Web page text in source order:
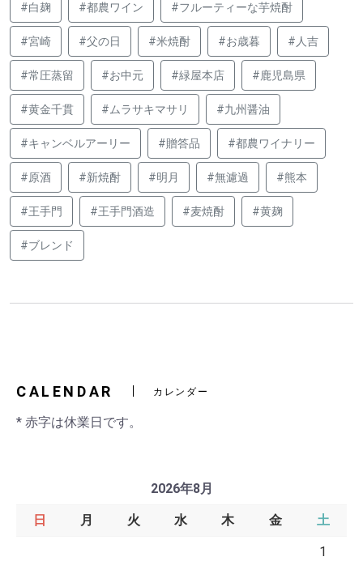
#白麹 #都農ワイン #フルーティーな芋焼酎
#宮崎 #父の日 #米焼酎 #お歳暮 #人吉
#常圧蒸留 #お中元 #緑屋本店 #鹿児島県
#黄金千貫 #ムラサキマサリ #九州醤油
#キャンベルアーリー #贈答品 #都農ワイナリー
#原酒 #新焼酎 #明月 #無濾過 #熊本
#王手門 #王手門酒造 #麦焼酎 #黄麹
#ブレンド
CALENDAR カレンダー
* 赤字は休業日です。
2026年8月
日 月 火 水 木 金 土
1